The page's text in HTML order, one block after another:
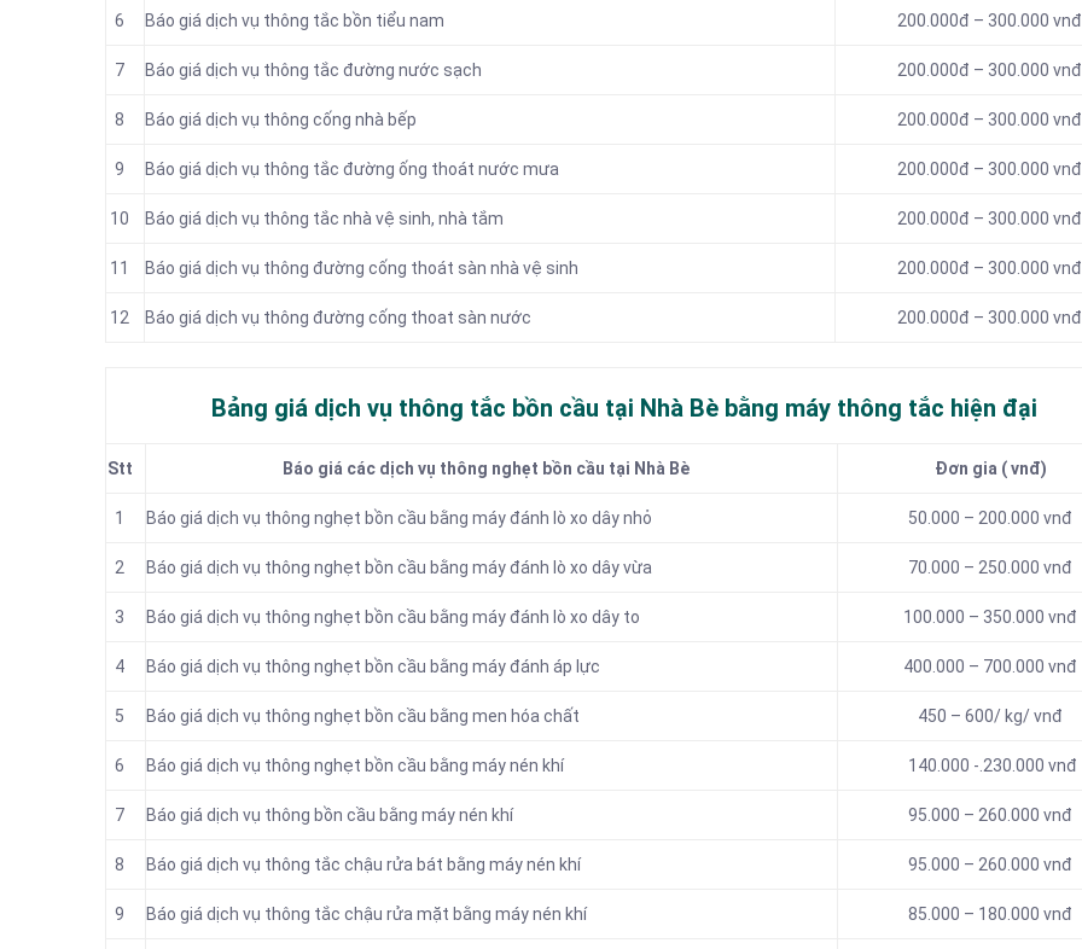
6 Báo giá dịch vụ thông tắc bồn tiểu nam 200.000đ – 300.000 vnđ
7 Báo giá dịch vụ thông tắc đường nước sạch 200.000đ – 300.000 vnđ
8 Báo giá dịch vụ thông cống nhà bếp 200.000đ – 300.000 vnđ
9 Báo giá dịch vụ thông tắc đường ống thoát nước mưa 200.000đ – 300.000 vnđ
10 Báo giá dịch vụ thông tắc nhà vệ sinh, nhà tắm 200.000đ – 300.000 vnđ
11 Báo giá dịch vụ thông đường cống thoát sàn nhà vệ sinh 200.000đ – 300.000 vnđ
12 Báo giá dịch vụ thông đường cống thoat sàn nước 200.000đ – 300.000 vnđ
Bảng giá dịch vụ thông tắc bồn cầu tại Nhà Bè bằng máy thông tắc hiện đại
Stt Báo giá các dịch vụ thông nghẹt bồn cầu tại Nhà Bè Đơn gia ( vnđ)
1 Báo giá dịch vụ thông nghẹt bồn cầu bằng máy đánh lò xo dây nhỏ 50.000 – 200.000 vnđ
2 Báo giá dịch vụ thông nghẹt bồn cầu bằng máy đánh lò xo dây vừa 70.000 – 250.000 vnđ
3 Báo giá dịch vụ thông nghẹt bồn cầu bằng máy đánh lò xo dây to 100.000 – 350.000 vnđ
4 Báo giá dịch vụ thông nghẹt bồn cầu bằng máy đánh áp lực 400.000 – 700.000 vnđ
5 Báo giá dịch vụ thông nghẹt bồn cầu bằng men hóa chất 450 – 600/ kg/ vnđ
6 Báo giá dịch vụ thông nghẹt bồn cầu bằng máy nén khí 140.000 -.230.000 vnđ
7 Báo giá dịch vụ thông bồn cầu bằng máy nén khí 95.000 – 260.000 vnđ
8 Báo giá dịch vụ thông tắc chậu rửa bát bằng máy nén khí 95.000 – 260.000 vnđ
9 Báo giá dịch vụ thông tắc chậu rửa mặt bằng máy nén khí 85.000 – 180.000 vnđ